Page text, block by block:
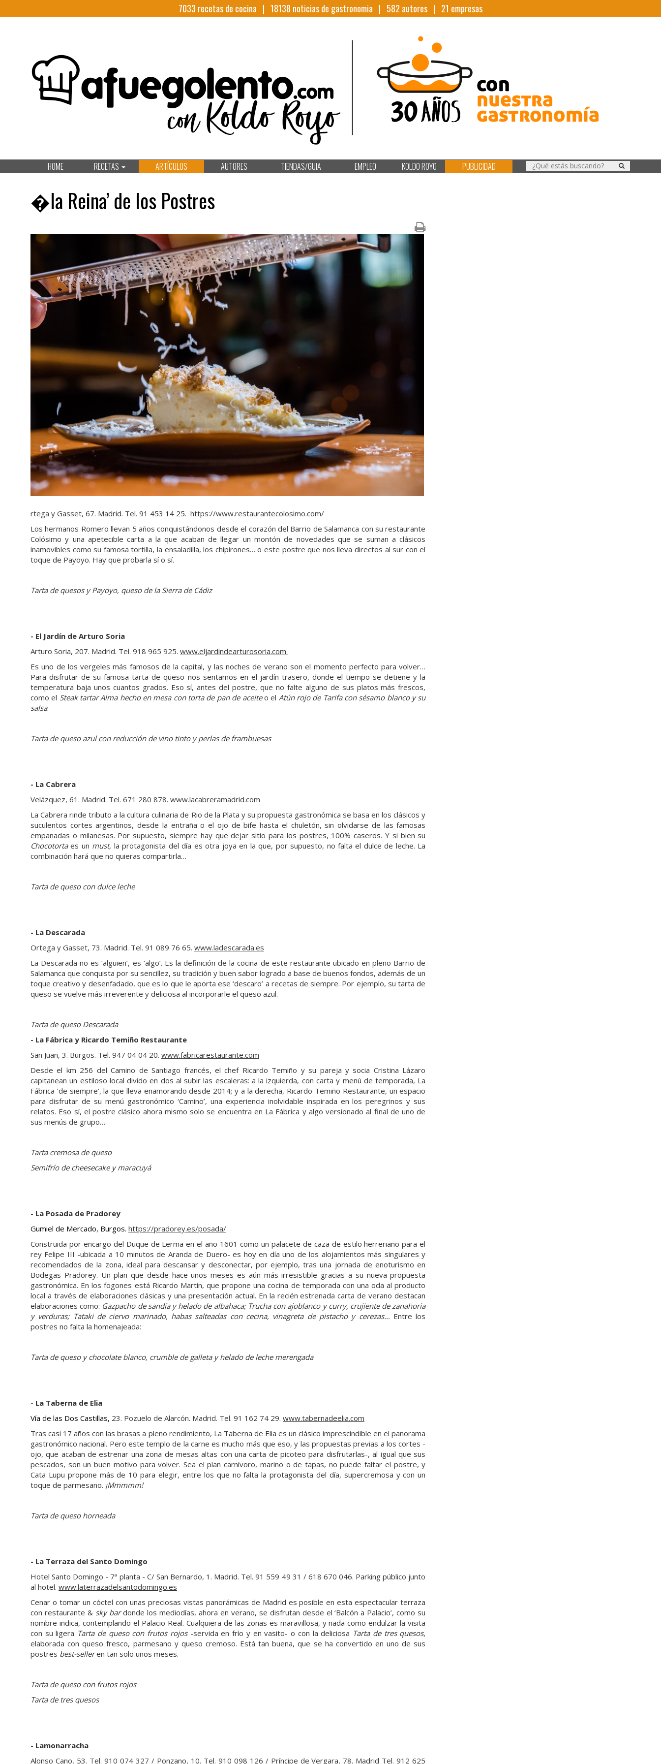
7033 recetas de cocina | 18138 noticias de gastronomia | 582 autores | 21 empresas
HOME RECETAS ARTÍCULOS AUTORES TIENDAS/GUIA EMPLEO KOLDO ROYO PUBLICIDAD
�la Reina’ de los Postres
rtega y Gasset, 67. Madrid. Tel. 91 453 14 25. https://www.restaurantecolosimo.com/
Los hermanos Romero llevan 5 años conquistándonos desde el corazón del Barrio de Salamanca con su restaurante
Colósimo y una apetecible carta a la que acaban de llegar un montón de novedades que se suman a clásicos
inamovibles como su famosa tortilla, la ensaladilla, los chipirones… o este postre que nos lleva directos al sur con el
toque de Payoyo. Hay que probarla sí o sí.
Tarta de quesos y Payoyo, queso de la Sierra de Cádiz
- El Jardín de Arturo Soria
Arturo Soria, 207. Madrid. Tel. 918 965 925. www.eljardindearturosoria.com
Es uno de los vergeles más famosos de la capital, y las noches de verano son el momento perfecto para volver…
Para disfrutar de su famosa tarta de queso nos sentamos en el jardín trasero, donde el tiempo se detiene y la
temperatura baja unos cuantos grados. Eso sí, antes del postre, que no falte alguno de sus platos más frescos,
como el Steak tartar Alma hecho en mesa con torta de pan de aceiteo el Atún rojo de Tarifa con sésamo blanco y su
salsa.
Tarta de queso azul con reducción de vino tinto y perlas de frambuesas
- La Cabrera
Velázquez, 61. Madrid. Tel. 671 280 878. www.lacabreramadrid.com
La Cabrera rinde tributo a la cultura culinaria de Rio de la Plata y su propuesta gastronómica se basa en los clásicos y
suculentos cortes argentinos, desde la entraña o el ojo de bife hasta el chuletón, sin olvidarse de las famosas
empanadas o milanesas. Por supuesto, siempre hay que dejar sitio para los postres, 100% caseros. Y si bien su
Chocotortaes un must, la protagonista del día es otra joya en la que, por supuesto, no falta el dulce de leche. La
combinación hará que no quieras compartirla…
Tarta de queso con dulce leche
- La Descarada
Ortega y Gasset, 73. Madrid. Tel. 91 089 76 65. www.ladescarada.es
La Descarada no es ‘alguien’, es ‘algo’. Es la definición de la cocina de este restaurante ubicado en pleno Barrio de
Salamanca que conquista por su sencillez, su tradición y buen sabor logrado a base de buenos fondos, además de un
toque creativo y desenfadado, que es lo que le aporta ese ‘descaro’ a recetas de siempre. Por ejemplo, su tarta de
queso se vuelve más irreverente y deliciosa al incorporarle el queso azul.
Tarta de queso Descarada
- La Fábrica y Ricardo Temiño Restaurante
San Juan, 3. Burgos. Tel. 947 04 04 20. www.fabricarestaurante.com
Desde el km 256 del Camino de Santiago francés, el chef Ricardo Temiño y su pareja y socia Cristina Lázaro
capitanean un estiloso local divido en dos al subir las escaleras: a la izquierda, con carta y menú de temporada, La
Fábrica ‘de siempre’, la que lleva enamorando desde 2014; y a la derecha, Ricardo Temiño Restaurante, un espacio
para disfrutar de su menú gastronómico ‘Camino’, una experiencia inolvidable inspirada en los peregrinos y sus
relatos. Eso sí, el postre clásico ahora mismo solo se encuentra en La Fábrica y algo versionado al final de uno de
sus menús de grupo…
Tarta cremosa de queso
Semifrío de cheesecake y maracuyá
- La Posada de Pradorey
Gumiel de Mercado, Burgos. https://pradorey.es/posada/
Construida por encargo del Duque de Lerma en el año 1601 como un palacete de caza de estilo herreriano para el
rey Felipe III -ubicada a 10 minutos de Aranda de Duero- es hoy en día uno de los alojamientos más singulares y
recomendados de la zona, ideal para descansar y desconectar, por ejemplo, tras una jornada de enoturismo en
Bodegas Pradorey. Un plan que desde hace unos meses es aún más irresistible gracias a su nueva propuesta
gastronómica. En los fogones está Ricardo Martín, que propone una cocina de temporada con una oda al producto
local a través de elaboraciones clásicas y una presentación actual. En la recién estrenada carta de verano destacan
elaboraciones como: Gazpacho de sandía y helado de albahaca; Trucha con ajoblanco y curry, crujiente de zanahoria
y verduras; Tataki de ciervo marinado, habas salteadas con cecina, vinagreta de pistacho y cerezas… Entre los
postres no falta la homenajeada:
Tarta de queso y chocolate blanco, crumble de galleta y helado de leche merengada
- La Taberna de Elia
Vía de las Dos Castillas, 23. Pozuelo de Alarcón. Madrid. Tel. 91 162 74 29. www.tabernadeelia.com
Tras casi 17 años con las brasas a pleno rendimiento, La Taberna de Elia es un clásico imprescindible en el panorama
gastronómico nacional. Pero este templo de la carne es mucho más que eso, y las propuestas previas a los cortes -
ojo, que acaban de estrenar una zona de mesas altas con una carta de picoteo para disfrutarlas-, al igual que sus
pescados, son un buen motivo para volver. Sea el plan carnívoro, marino o de tapas, no puede faltar el postre, y
Cata Lupu propone más de 10 para elegir, entre los que no falta la protagonista del día, supercremosa y con un
toque de parmesano. ¡Mmmmm!
Tarta de queso horneada
- La Terraza del Santo Domingo
Hotel Santo Domingo - 7ª planta - C/ San Bernardo, 1. Madrid. Tel. 91 559 49 31 / 618 670 046. Parking público junto
al hotel. www.laterrazadelsantodomingo.es
Cenar o tomar un cóctel con unas preciosas vistas panorámicas de Madrid es posible en esta espectacular terraza
con restaurante & sky bardonde los mediodías, ahora en verano, se disfrutan desde el ‘Balcón a Palacio’, como su
nombre indica, contemplando el Palacio Real. Cualquiera de las zonas es maravillosa, y nada como endulzar la visita
con su ligera Tarta de queso con frutos rojos-servida en frío y en vasito- o con la deliciosa Tarta de tres quesos,
elaborada con queso fresco, parmesano y queso cremoso. Está tan buena, que se ha convertido en uno de sus
postres best-selleren tan solo unos meses.
Tarta de queso con frutos rojos
Tarta de tres quesos
- Lamonarracha
Alonso Cano, 53. Tel. 910 074 327 / Ponzano, 10. Tel. 910 098 126 / Príncipe de Vergara, 78. Madrid Tel. 912 625